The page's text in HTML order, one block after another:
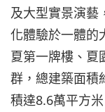
及大型實景演藝
化體驗於一體的
夏第一牌樓、夏
群，總建築面積
積達8.6萬平方